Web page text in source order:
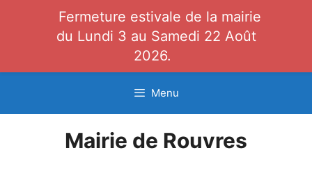
contenu
Menu
Mairie de Rouvres
Fermeture estivale de la mairie
du Lundi 3 au Samedi 22 Août
2026.